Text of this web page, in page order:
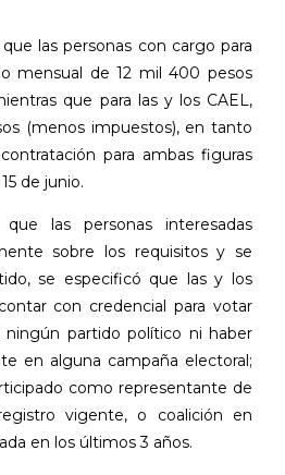
las personas con cargo para
mensual de 12 mil 400 pesos
que para las y los CAEL,
(menos impuestos), en tanto
para ambas figuras
de junio.
las personas interesadas
sobre los requisitos y se
se especificó que las y los
con credencial para votar
partido político ni haber
en alguna campaña electoral;
como representante de
vigente, o coalición en
en los últimos 3 años.